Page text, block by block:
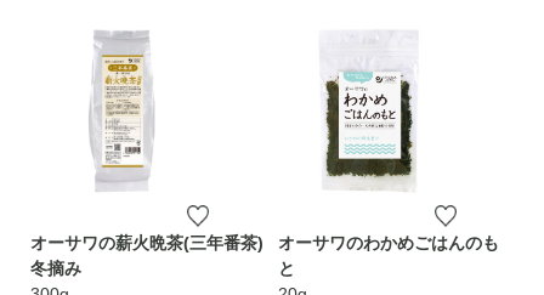
オーサワの薪火晩茶(三年番茶)
冬摘み
オーサワのわかめごはんのも
と